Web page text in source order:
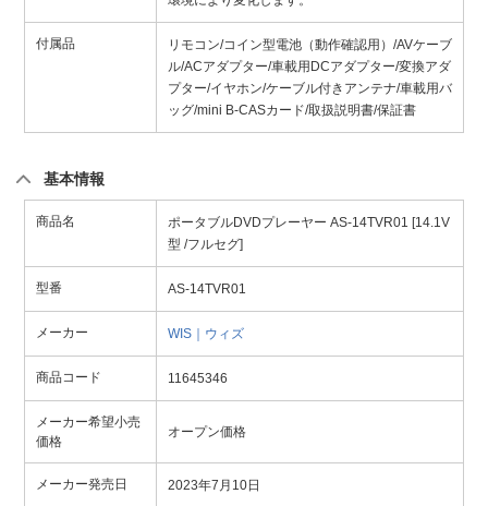
付属品
リモコン/コイン型電池（動作確認用）/AVケーブ
ル/ACアダプター/車載用DCアダプター/変換アダ
プター/イヤホン/ケーブル付きアンテナ/車載用バ
ッグ/mini B-CASカード/取扱説明書/保証書
基本情報
商品名
ポータブルDVDプレーヤー AS-14TVR01 [14.1V
型 /フルセグ]
型番 AS-14TVR01
メーカー WIS｜ウィズ
商品コード 11645346
メーカー希望小売
価格
オープン価格
メーカー発売日 2023年7月10日